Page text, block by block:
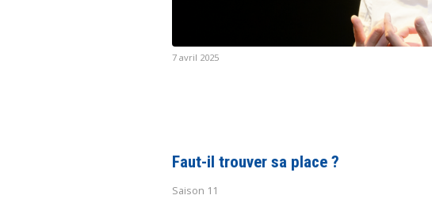
7 avril 2025
Faut-il trouver sa place ?
Saison 11